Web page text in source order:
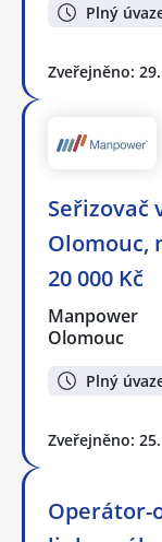
Plný
Zveřejněno:
Seřizovač
Olomouc,
20 000 Kč
Manpower
Olomouc
Plný
Zveřejněno:
Operátor-